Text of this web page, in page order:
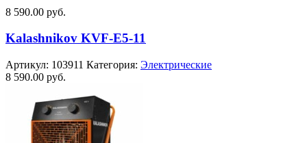
8 590.00 руб.
Kalashnikov KVF-E5-11
Артикул: 103911 Категория: Электрические
8 590.00 руб.